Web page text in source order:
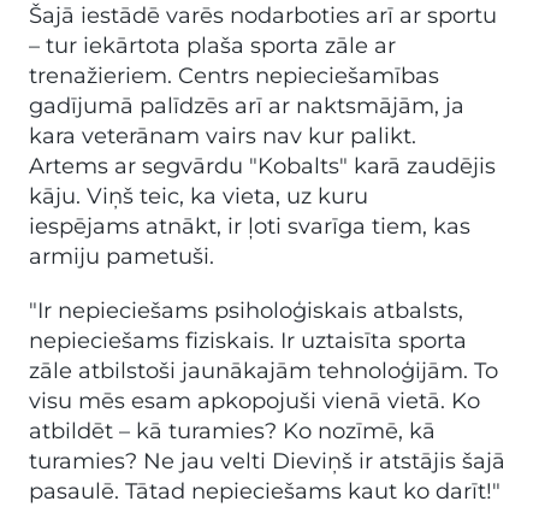
Šajā iestādē varēs nodarboties arī ar sportu
– tur iekārtota plaša sporta zāle ar
trenažieriem. Centrs nepieciešamības
gadījumā palīdzēs arī ar naktsmājām, ja
kara veterānam vairs nav kur palikt.
Artems ar segvārdu "Kobalts" karā zaudējis
kāju. Viņš teic, ka vieta, uz kuru
iespējams atnākt, ir ļoti svarīga tiem, kas
armiju pametuši.
"Ir nepieciešams psiholoģiskais atbalsts,
nepieciešams fiziskais. Ir uztaisīta sporta
zāle atbilstoši jaunākajām tehnoloģijām. To
visu mēs esam apkopojuši vienā vietā. Ko
atbildēt – kā turamies? Ko nozīmē, kā
turamies? Ne jau velti Dieviņš ir atstājis šajā
pasaulē. Tātad nepieciešams kaut ko darīt!"